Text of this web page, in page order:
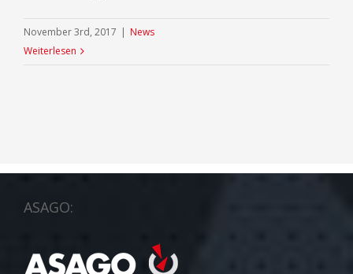
November 3rd, 2017 | News
Weiterlesen
ASAGO: